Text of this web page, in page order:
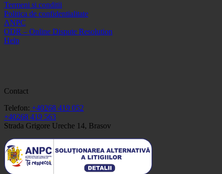
Termeni si conditii
Politica de confidentialitate
ANPC
ODR – Online Dispute Resolution
Help
Contact
Telefon: +40268 419 052
+40268 419 563
Strada Grigore Ureche 14, Brasov